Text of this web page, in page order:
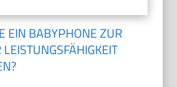
EIN BABYPHONE ZUR